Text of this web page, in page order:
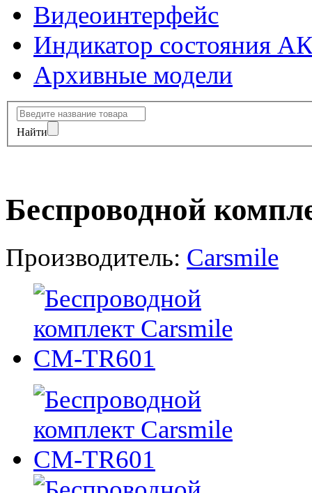
Видеоинтерфейс
Индикатор состояния
Архивные модели
Найти
Беспроводной
Производитель: Carsmile